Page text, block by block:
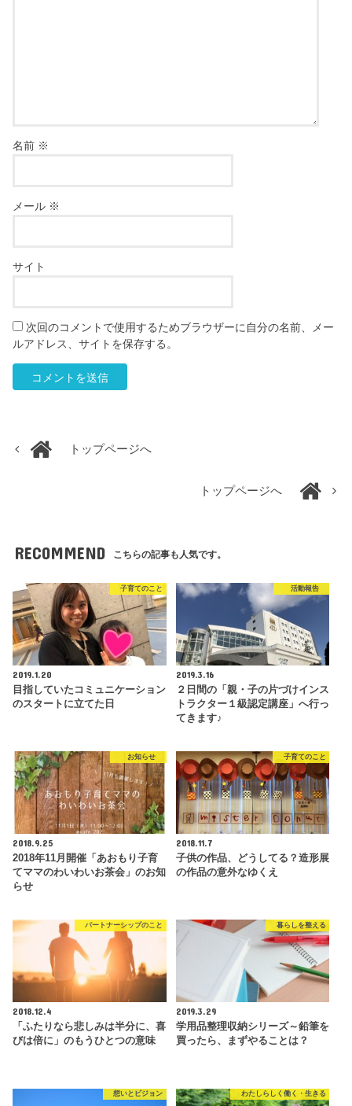
名前 ※
メール ※
サイト
次回のコメントで使用するためブラウザーに自分の名前、メー
ルアドレス、サイトを保存する。
トップページへ
トップページへ
RECOMMEND こちらの記事も人気です。
子育てのこと
2019.1.20
目指していたコミュニケーション
のスタートに立てた日
活動報告
2019.3.16
２日間の「親・子の片づけインス
トラクター１級認定講座」へ行っ
てきます♪
お知らせ
2018.9.25
2018年11月開催「あおもり子育
てママのわいわいお茶会」のお知
らせ
子育てのこと
2018.11.7
子供の作品、どうしてる？造形展
の作品の意外なゆくえ
パートナーシップのこと
2018.12.4
「ふたりなら悲しみは半分に、喜
びは倍に」のもうひとつの意味
暮らしを整える
2019.3.29
学用品整理収納シリーズ～鉛筆を
買ったら、まずやることは？
想いとビジョン わたしらしく働く・生きる